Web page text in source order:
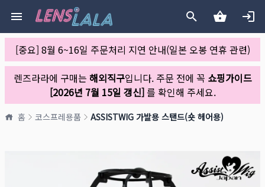
[중요] 8월 6~16일 주문처리 지연 안내(일본 오봉 연휴 관련)
렌즈라라에 구매는 해외직구입니다. 주문 전에 꼭 쇼핑가이드
[2026년 7월 15일 갱신]를 확인해 주세요.
홈 코스프레용품 ASSISTWIG 가발용 스탠드(숏 헤어용)